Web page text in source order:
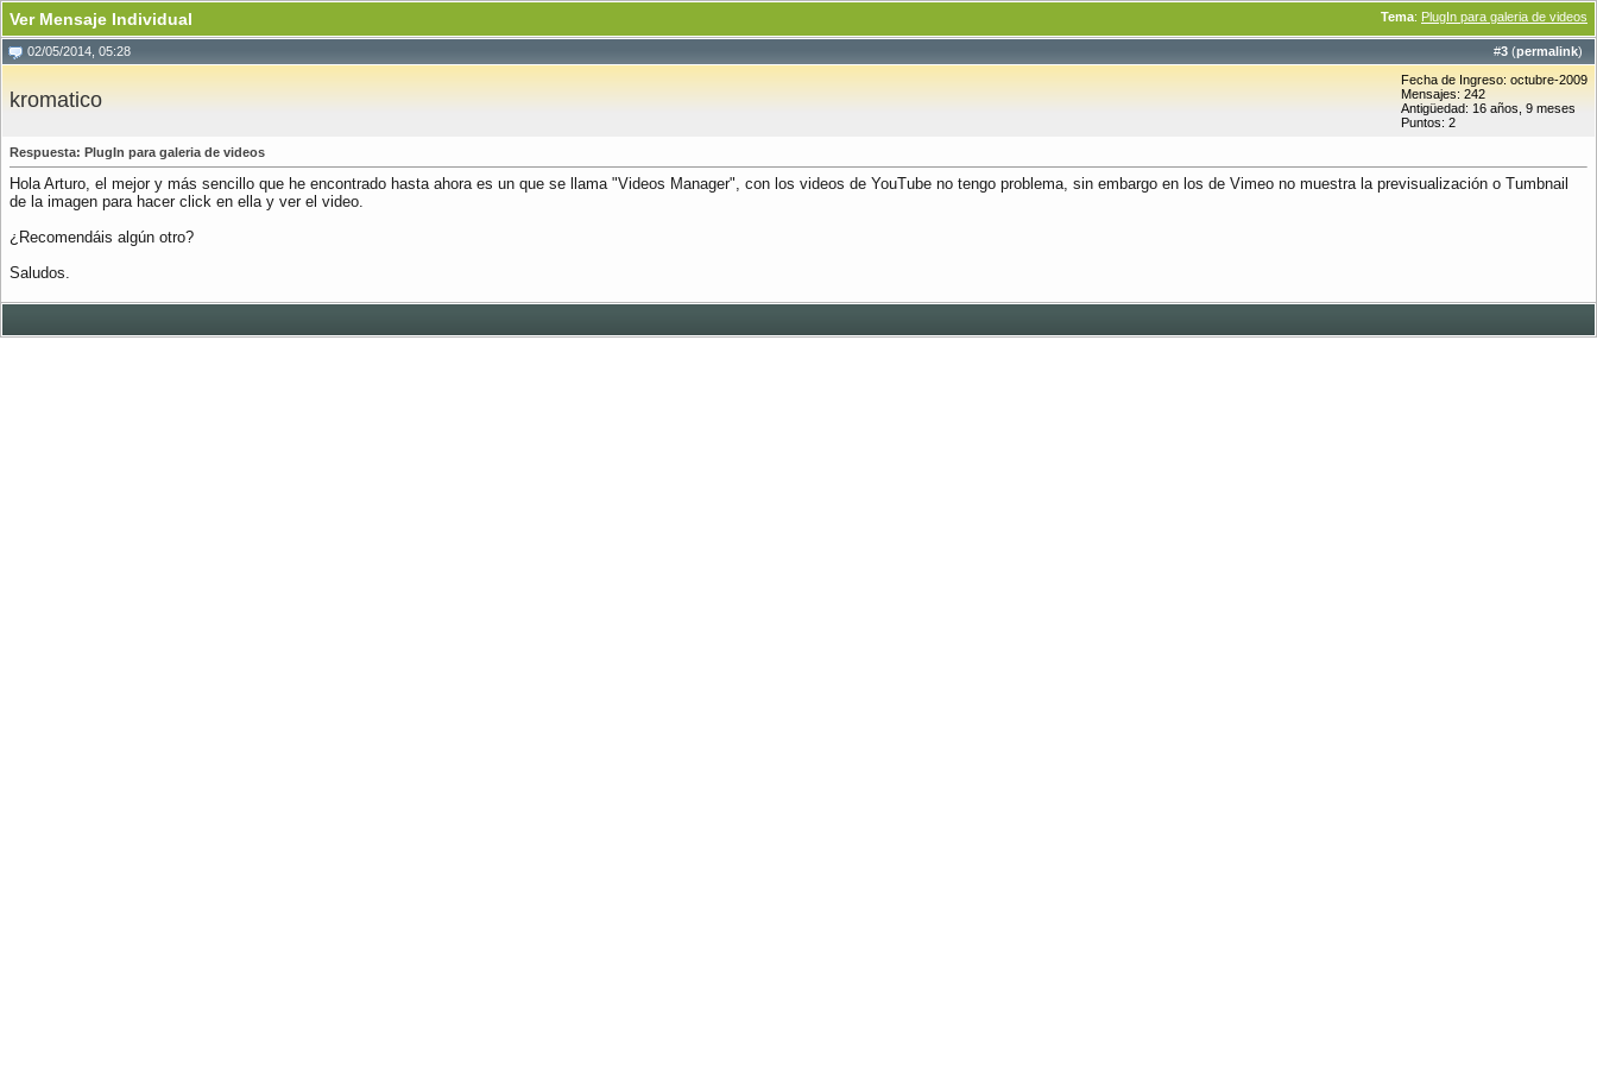
Tema: PlugIn para galeria de videos
Ver Mensaje Individual
#3 (permalink)
02/05/2014, 05:28
kromatico
Fecha de Ingreso: octubre-2009
Mensajes: 242
Antigüedad: 16 años, 9 meses
Puntos: 2
Respuesta: PlugIn para galeria de videos
Hola Arturo, el mejor y más sencillo que he encontrado hasta ahora es un que se llama "Videos Manager", con los videos de YouTube no tengo problema, sin embargo en los de Vimeo no muestra la previsualización o Tumbnail
de la imagen para hacer click en ella y ver el video.
¿Recomendáis algún otro?
Saludos.